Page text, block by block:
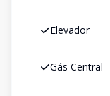
Elevador
Gás Central